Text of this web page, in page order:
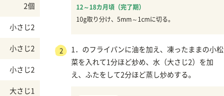
2個
小さじ2
小さじ2
小さじ2
大さじ1
12～18カ月頃（完了期）
10g取り分け、5mm～1cmに切る。
2
1．のフライパンに油を加え、凍ったままの小松
菜を入れて1分ほど炒め、水（大さじ2）を加
え、ふたをして2分ほど蒸し炒めする。